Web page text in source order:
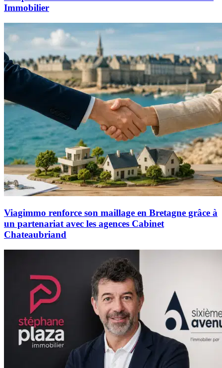
Immobilier
Viagimmo renforce son maillage en Bretagne grâce à
un partenariat avec les agences Cabinet
Chateaubriand